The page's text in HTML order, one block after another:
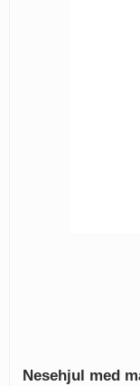
Nesehjul med